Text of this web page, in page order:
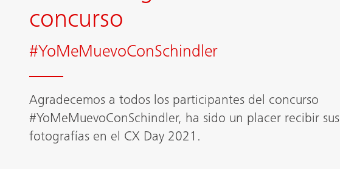
concurso
#YoMeMuevoConSchindler
Agradecemos a todos los participantes del concurso
#YoMeMuevoConSchindler, ha sido un placer recibir sus
fotografías en el CX Day 2021.